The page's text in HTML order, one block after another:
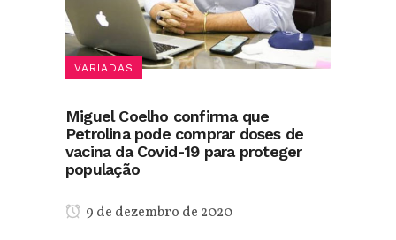
VARIADAS
Miguel Coelho confirma que
Petrolina pode comprar doses de
vacina da Covid-19 para proteger
população
9 de dezembro de 2020